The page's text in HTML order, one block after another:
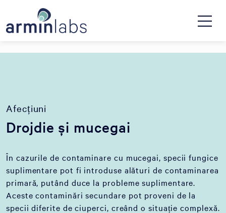
Afecțiuni
Drojdie și mucegai
În cazurile de contaminare cu mucegai, specii fungice
suplimentare pot fi introduse alături de contaminarea
primară, putând duce la probleme suplimentare.
Aceste contaminări secundare pot proveni de la
specii diferite de ciuperci, creând o situație complexă.